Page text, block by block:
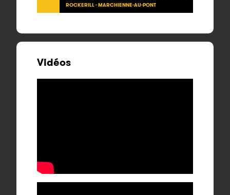
ROCKERILL - MARCHIENNE-AU-PONT
Vidéos